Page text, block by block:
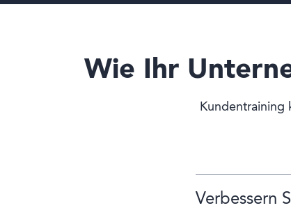
Wie Ihr
Kundentraining
Verbessern